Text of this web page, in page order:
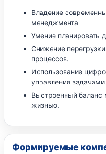
Владение
менеджмента.
Умение планировать
Снижение
процессов.
Использование
управления задачами.
Выстроенный баланс
жизнью.
Формируемые